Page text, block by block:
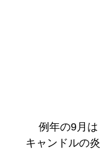
例年の9月は
キャンドルの炎